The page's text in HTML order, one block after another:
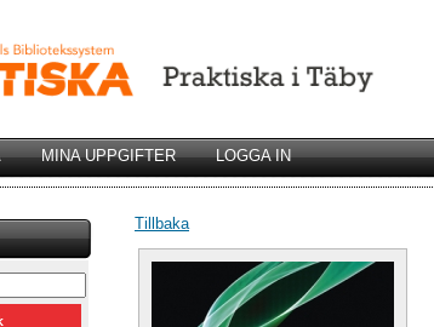
MINA UPPGIFTER LOGGA IN
Tillbaka